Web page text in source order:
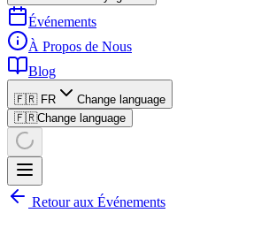
Événements
À Propos de Nous
Blog
🇫🇷 FR
Change language
🇫🇷Change language
Retour aux Événements